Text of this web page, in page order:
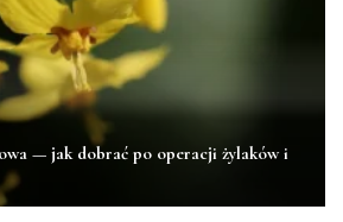
— jak dobrać po operacji żylaków i